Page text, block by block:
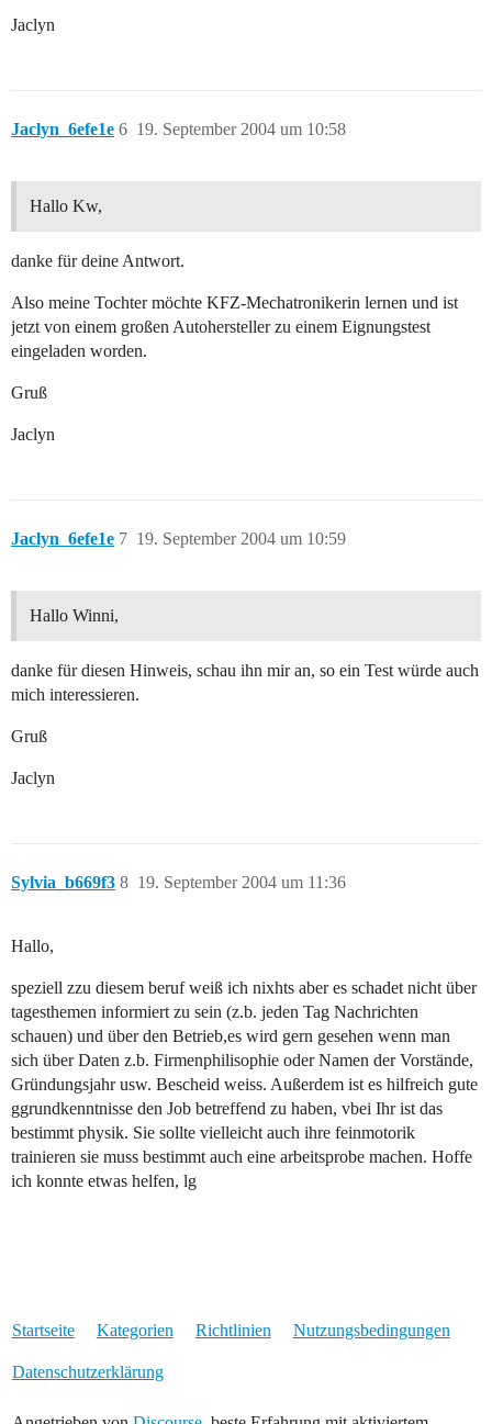
Jaclyn
Jaclyn_6efe1e 19. September 2004 um 10:58
6
Hallo Kw,
danke für deine Antwort.
Also meine Tochter möchte KFZ-Mechatronikerin lernen und ist
jetzt von einem großen Autohersteller zu einem Eignungstest
eingeladen worden.
Gruß
Jaclyn
Jaclyn_6efe1e 19. September 2004 um 10:59
7
Hallo Winni,
danke für diesen Hinweis, schau ihn mir an, so ein Test würde auch
mich interessieren.
Gruß
Jaclyn
Sylvia_b669f3 19. September 2004 um 11:36
8
Hallo,
speziell zzu diesem beruf weiß ich nixhts aber es schadet nicht über
tagesthemen informiert zu sein (z.b. jeden Tag Nachrichten
schauen) und über den Betrieb,es wird gern gesehen wenn man
sich über Daten z.b. Firmenphilisophie oder Namen der Vorstände,
Gründungsjahr usw. Bescheid weiss. Außerdem ist es hilfreich gute
ggrundkenntnisse den Job betreffend zu haben, vbei Ihr ist das
bestimmt physik. Sie sollte vielleicht auch ihre feinmotorik
trainieren sie muss bestimmt auch eine arbeitsprobe machen. Hoffe
ich konnte etwas helfen, lg
Startseite Kategorien Richtlinien Nutzungsbedingungen
Datenschutzerklärung